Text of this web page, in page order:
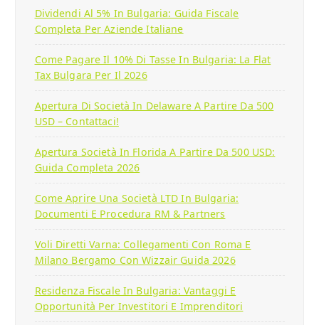
Dividendi Al 5% In Bulgaria: Guida Fiscale
Completa Per Aziende Italiane
Come Pagare Il 10% Di Tasse In Bulgaria: La Flat
Tax Bulgara Per Il 2026
Apertura Di Società In Delaware A Partire Da 500
USD – Contattaci!
Apertura Società In Florida A Partire Da 500 USD:
Guida Completa 2026
Come Aprire Una Società LTD In Bulgaria:
Documenti E Procedura RM & Partners
Voli Diretti Varna: Collegamenti Con Roma E
Milano Bergamo Con Wizzair Guida 2026
Residenza Fiscale In Bulgaria: Vantaggi E
Opportunità Per Investitori E Imprenditori